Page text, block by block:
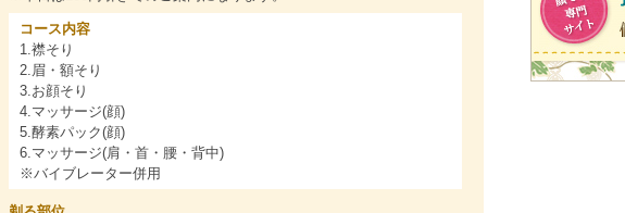
コース内容
1.襟そり
2.眉・額そり
3.お顔そり
4.マッサージ(顔)
5.酵素パック(顔)
6.マッサージ(肩・首・腰・背中)
※バイブレーター併用